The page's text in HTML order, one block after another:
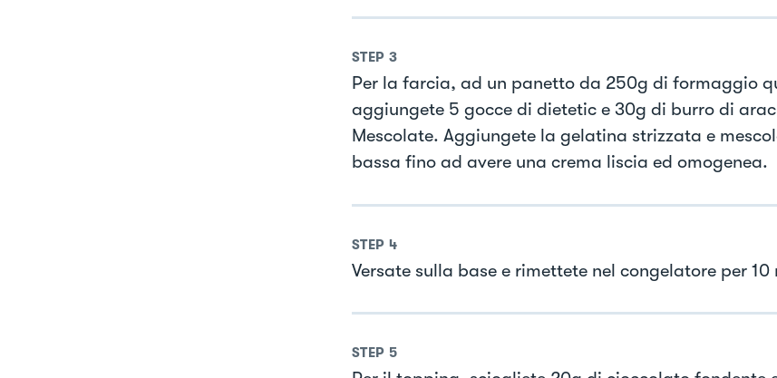
STEP 3
Per la farcia, ad un panetto da 250g di formaggio
aggiungete 5 gocce di dietetic e 30g di burro di
Mescolate. Aggiungete la gelatina strizzata e
bassa fino ad avere una crema liscia ed omogenea.
STEP 4
Versate sulla base e rimettete nel congelatore per 10
STEP 5